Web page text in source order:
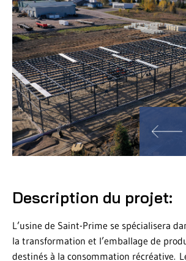
Description du projet:
L’usine de Saint-Prime se spécialisera
la transformation et l’emballage de
destinés à la consommation récréative.